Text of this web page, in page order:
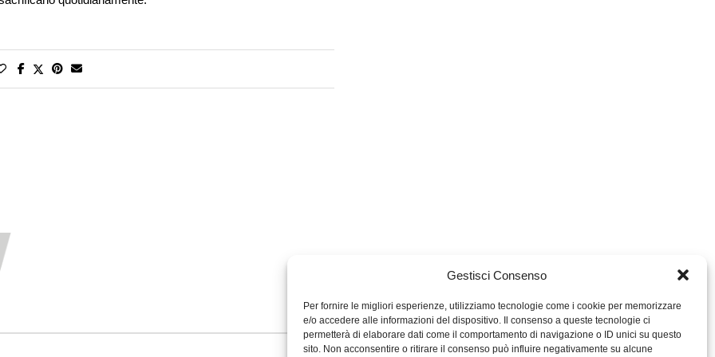
Gestisci Consenso
Per fornire le migliori esperienze, utilizziamo tecnologie come i cookie per memorizzare
e/o accedere alle informazioni del dispositivo. Il consenso a queste tecnologie ci
permetterà di elaborare dati come il comportamento di navigazione o ID unici su questo
sito. Non acconsentire o ritirare il consenso può influire negativamente su alcune